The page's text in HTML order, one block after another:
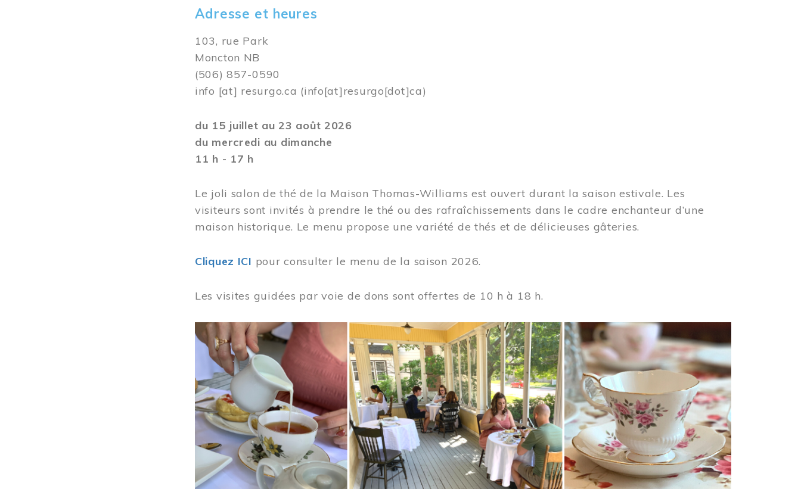
Adresse et heures
103, rue Park
Moncton NB
(506) 857-0590
info [at] resurgo.ca (info[at]resurgo[dot]ca)
du 15 juillet au 23 août 2026
du mercredi au dimanche
11 h - 17 h
Le joli salon de thé de la Maison Thomas-Williams est ouvert durant la saison estivale. Les
visiteurs sont invités à prendre le thé ou des rafraîchissements dans le cadre enchanteur d’une
maison historique. Le menu propose une variété de thés et de délicieuses gâteries.
Cliquez ICI pour consulter le menu de la saison 2026.
Les visites guidées par voie de dons sont offertes de 10 h à 18 h.
Image